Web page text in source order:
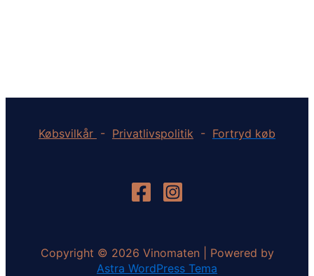
Købsvilkår - Privatlivspolitik - Fortryd køb
Copyright © 2026 Vinomaten | Powered by
Astra WordPress Tema